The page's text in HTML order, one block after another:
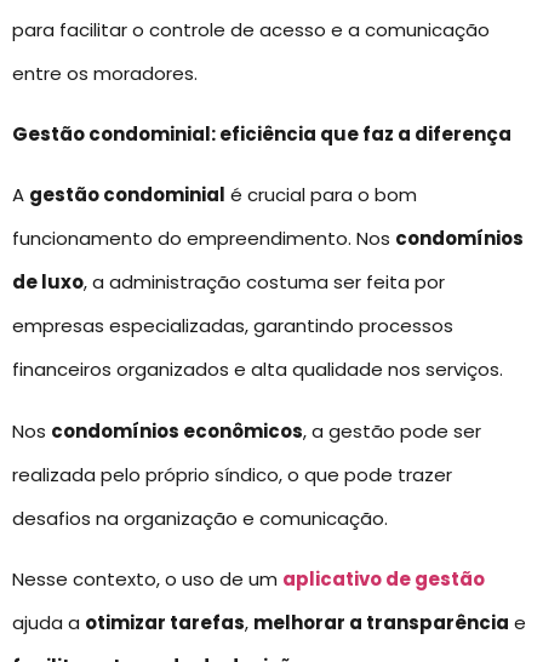
para facilitar o controle de acesso e a comunicação
entre os moradores.
Gestão condominial: eficiência que faz a diferença
A gestão condominial é crucial para o bom
funcionamento do empreendimento. Nos condomínios
de luxo, a administração costuma ser feita por
empresas especializadas, garantindo processos
financeiros organizados e alta qualidade nos serviços.
Nos condomínios econômicos, a gestão pode ser
realizada pelo próprio síndico, o que pode trazer
desafios na organização e comunicação.
Nesse contexto, o uso de um aplicativo de gestão
ajuda a otimizar tarefas, melhorar a transparência e